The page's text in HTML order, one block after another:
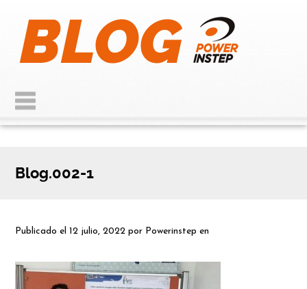
Blog.002-1
Publicado el12 julio, 2022 por Powerinstep en